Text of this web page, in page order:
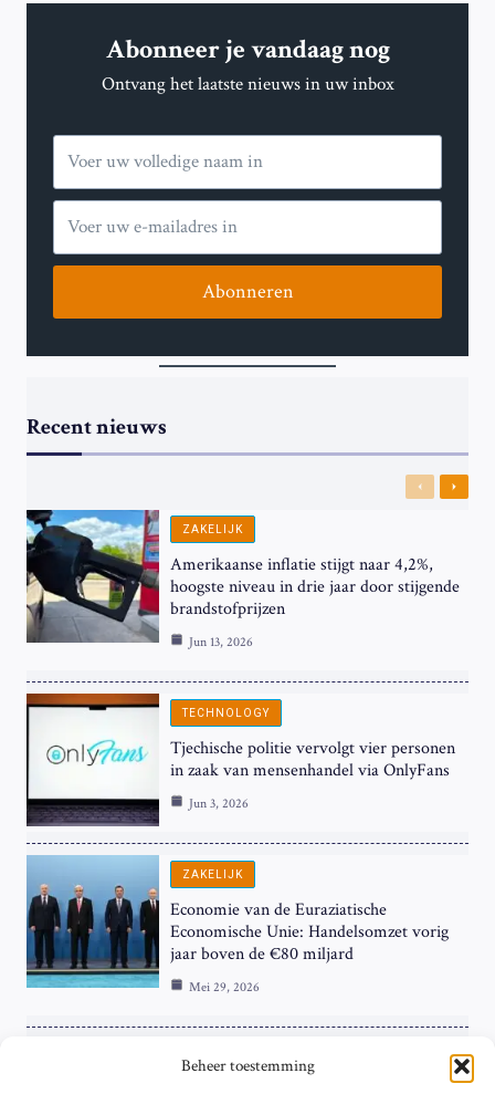
Beheer toestemming
Abonneer je vandaag nog
Ontvang het laatste nieuws in uw inbox
Abonneren
Recent nieuws
Previous
Next
ZAKELIJK
Amerikaanse inflatie stijgt naar 4,2%,
hoogste niveau in drie jaar door stijgende
brandstofprijzen
Jun 13, 2026
TECHNOLOGY
Tjechische politie vervolgt vier personen
in zaak van mensenhandel via OnlyFans
Jun 3, 2026
ZAKELIJK
Economie van de Euraziatische
Economische Unie: Handelsomzet vorig
jaar boven de €80 miljard
Mei 29, 2026
ZAKELIJK